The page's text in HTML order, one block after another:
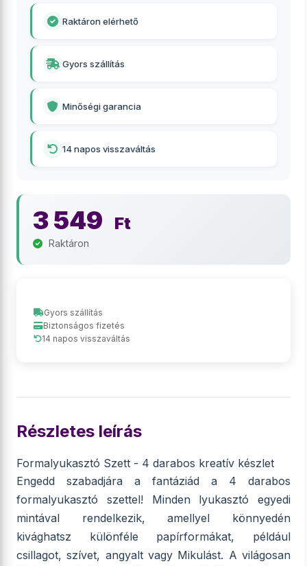
Raktáron elérhető
Gyors szállítás
Minőségi garancia
14 napos visszaváltás
3 549 Ft
Raktáron
Gyors szállítás
Biztonságos fizetés
14 napos visszaváltás
Részletes leírás
Formalyukasztó Szett - 4 darabos kreatív készlet
Engedd szabadjára a fantáziád a 4 darabos
formalyukasztó szettel! Minden lyukasztó egyedi
mintával rendelkezik, amellyel könnyedén
kivághatsz különféle papírformákat, például
csillagot, szívet, angyalt vagy Mikulást. A világosan